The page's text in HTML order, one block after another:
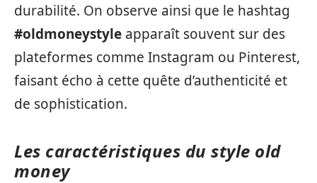
durabilité. On observe ainsi que le hashtag
#oldmoneystyle apparaît souvent sur des
plateformes comme Instagram ou Pinterest,
faisant écho à cette quête d’authenticité et
de sophistication.
Les caractéristiques du style old
money